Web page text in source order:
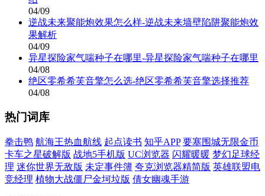
04/09
逆战未来聚能炮效果怎么样-逆战未来墙壁陷阱聚能炮效
果解析
04/09
异星探险家气喘种子在哪里-异星探险家气喘种子在哪里
04/08
绝区零希希芙音擎怎么选-绝区零希希芙音擎选择推荐
04/08
热门词库
拳击鸭 航海王热血航线 起点读书 知乎APP 要塞围城无限金币
卡车之星破解版 战地5手机版 UC浏览器 闪耀暖暖 梦幻足球经
理 迷你世界无敌版 未定事件簿 夸克浏览器精简版 英雄联盟电
竞经理 植物大战僵尸金坷垃版 倩女幽魂手游